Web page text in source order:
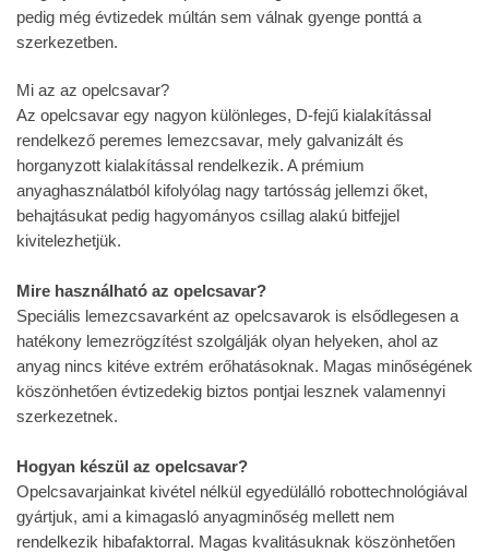
pedig még évtizedek múltán sem válnak gyenge ponttá a
szerkezetben.
Mi az az opelcsavar?
Az opelcsavar egy nagyon különleges, D-fejű kialakítással
rendelkező peremes lemezcsavar, mely galvanizált és
horganyzott kialakítással rendelkezik. A prémium
anyaghasználatból kifolyólag nagy tartósság jellemzi őket,
behajtásukat pedig hagyományos csillag alakú bitfejjel
kivitelezhetjük.
Mire használható az opelcsavar?
Speciális lemezcsavarként az opelcsavarok is elsődlegesen a
hatékony lemezrögzítést szolgálják olyan helyeken, ahol az
anyag nincs kitéve extrém erőhatásoknak. Magas minőségének
köszönhetően évtizedekig biztos pontjai lesznek valamennyi
szerkezetnek.
Hogyan készül az opelcsavar?
Opelcsavarjainkat kivétel nélkül egyedülálló robottechnológiával
gyártjuk, ami a kimagasló anyagminőség mellett nem
rendelkezik hibafaktorral. Magas kvalitásuknak köszönhetően